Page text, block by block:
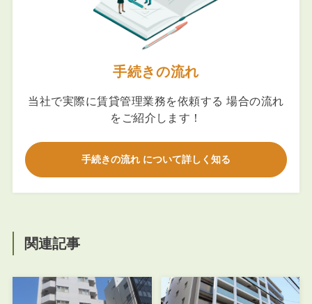
手続きの流れ
当社で実際に賃貸管理業務を依頼する 場合の流れ
をご紹介します！
手続きの流れ について詳しく知る
関連記事